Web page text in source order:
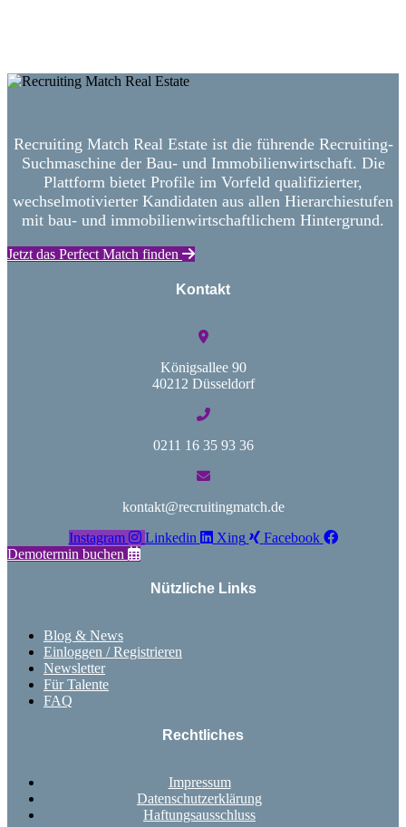
Recruiting Match Real Estate ist die führende Recruiting-
Suchmaschine der Bau- und Immobilienwirtschaft. Die
Plattform bietet Profile im Vorfeld qualifizierter,
wechselmotivierter Kandidaten aus allen Hierarchiestufen
mit bau- und immobilienwirtschaftlichem Hintergrund.
Jetzt das Perfect Match finden
Kontakt
Königsallee 90
40212 Düsseldorf
0211 16 35 93 36
kontakt@recruitingmatch.de
Instagram
Linkedin Xing
Facebook
Demotermin buchen
Nützliche Links
Blog & News
Einloggen / Registrieren
Newsletter
Für Talente
FAQ
Rechtliches
Impressum
Datenschutzerklärung
Haftungsausschluss